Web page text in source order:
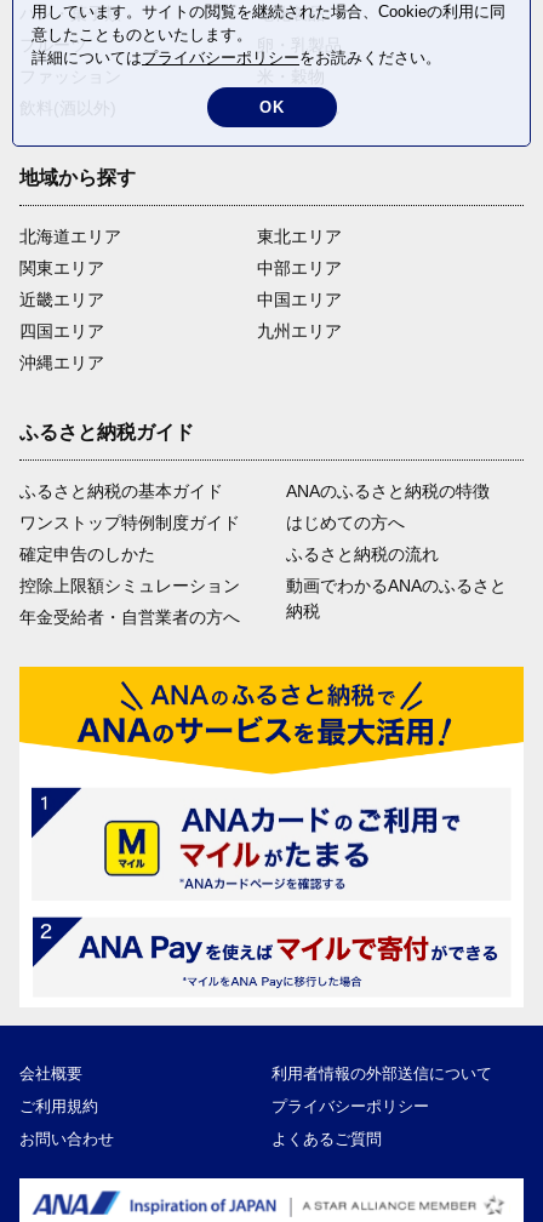
パン・菓子類
電化製品
フルーツ
卵・乳製品
返礼品なし
地域から探す
北海道エリア
関東エリア
近畿エリア
四国エリア
沖縄エリア
東北エリア
中部エリア
中国エリア
九州エリア
ふるさと納税ガイド
ふるさと納税の基本ガイド
ワンストップ特例制度ガイド
確定申告のしかた
控除上限額シミュレーション
年金受給者・自営業者の方へ
ANAのふるさと納税の特徴
はじめての方へ
ふるさと納税の流れ
動画でわかるANAのふるさと
納税
会社概要
利用者情報の外部送信について
ご利用規約
プライバシーポリシー
お問い合わせ
よくあるご質問
用しています。サイトの閲覧を継続された場合、Cookieの利用に同
意したことものといたします。
詳細についてはプライバシーポリシーをお読みください。
OK